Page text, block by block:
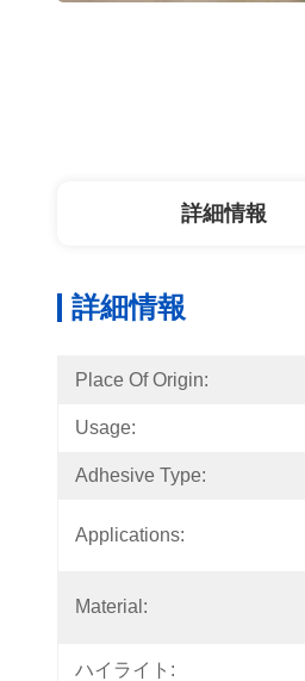
詳細情報
詳細情報
Place Of Origin:
Usage:
Adhesive Type:
Applications:
Material:
ハイライト: